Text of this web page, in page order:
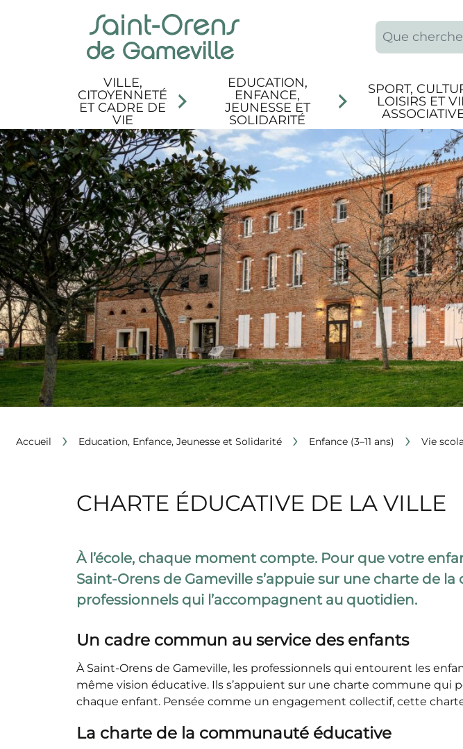
Que
VILLE,
CITOYENNETÉ
ET CADRE DE
VIE
EDUCATION,
ENFANCE,
JEUNESSE ET
SOLIDARITÉ
SPORT,
LOISIRS ET
Accueil › Education, Enfance, Jeunesse et Solidarité › Enfance (3–11 ans) › Vie
CHARTE ÉDUCATIVE DE LA VILLE
À l’école, chaque moment compte. Pour que votre
Saint-Orens de Gameville s’appuie sur une charte de la
professionnels qui l’accompagnent au quotidien.
Un cadre commun au service des enfants
À Saint-Orens de Gameville, les professionnels qui entourent les
même vision éducative. Ils s’appuient sur une charte commune qui
chaque enfant. Pensée comme un engagement collectif, cette
La charte de la communauté éducative